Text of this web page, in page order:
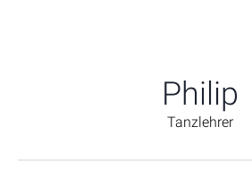
Philip
Tanzlehrer